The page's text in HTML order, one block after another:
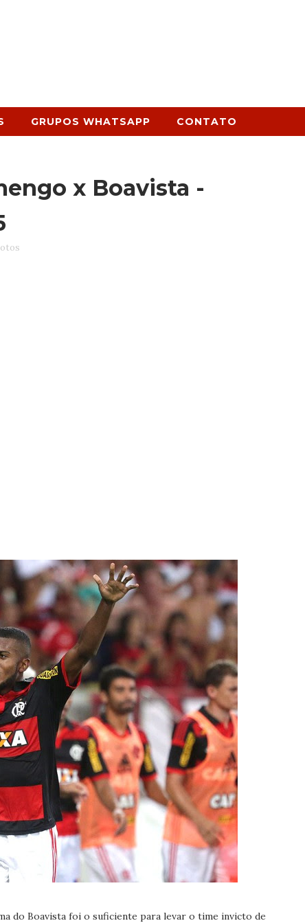
GRUPOS WHATSAPP CONTATO
x Boavista -
do Boavista foi o suficiente para levar o time invicto de